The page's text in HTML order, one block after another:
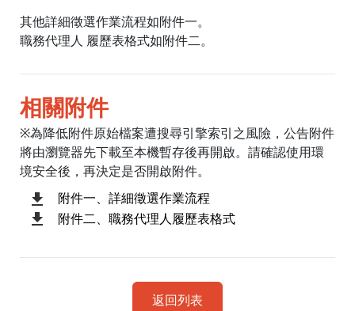
其他詳細徵選作業流程如附件一。
職務代理人 履歷表格式如附件二。
相關附件
※為降低附件原始檔案遭搜尋引擎索引之風險，公告附件
將由瀏覽器先下載至本機暫存後再開啟。請確認使用環
境安全後，再決定是否開啟附件。
附件一、詳細徵選作業流程
附件二、職務代理人履歷表格式
返回列表